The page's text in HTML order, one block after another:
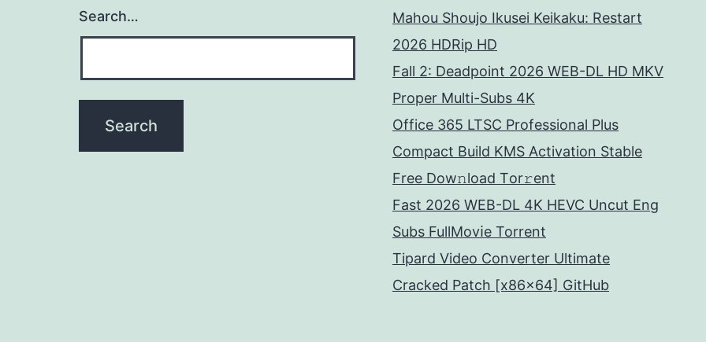
Search…
Mahou Shoujo Ikusei Keikaku: Restart
2026 HDRip HD
Fall 2: Deadpoint 2026 WEB-DL HD MKV
Proper Multi-Subs 4K
Office 365 LTSC Professional Plus
Compact Build KMS Activation Stable
Frее Dow𝚗load Tоr𝚛ent
Fast 2026 WEB-DL 4K HEVC Uncut Eng
Subs FullMov𝗂e Torrent
Tipard Video Converter Ultimate
Cracked Patch [x86x64] GitHub